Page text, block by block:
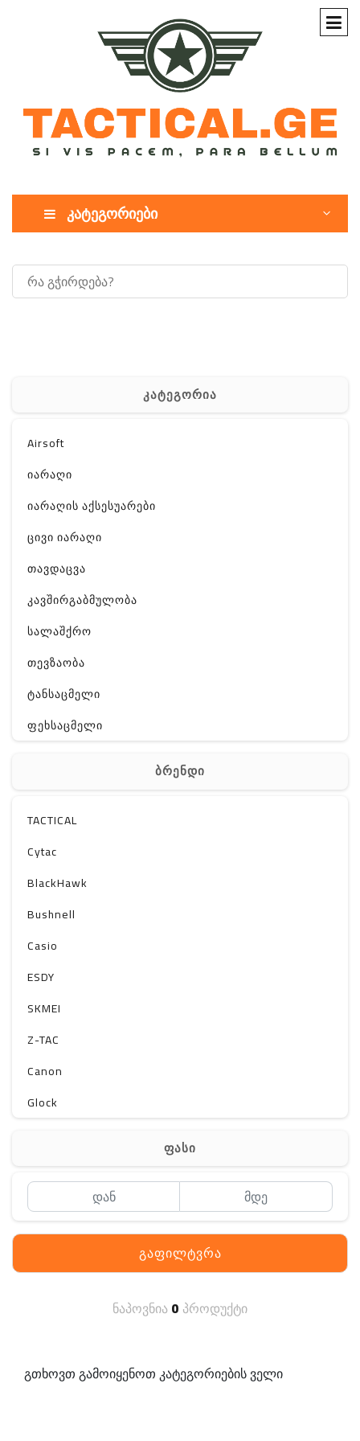
კატეგორიები
კატეგორია
Airsoft
იარაღი
იარაღის აქსესუარები
ცივი იარაღი
თავდაცვა
კავშირგაბმულობა
სალაშქრო
თევზაობა
ტანსაცმელი
ფეხსაცმელი
სხვა
Off-Road
ბრენდი
TACTICAL
Cytac
BlackHawk
Bushnell
Casio
ESDY
SKMEI
Z-TAC
Canon
Glock
Lancer Tactical
SIG SAUER
PENTAGON
ფასი
გაფილტვრა
ნაპოვნია0 პროდუქტი
გთხოვთ გამოიყენოთ კატეგორიების ველი